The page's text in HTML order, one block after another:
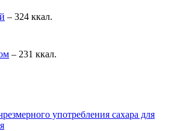
– 324 ккал.
– 231 ккал.
употребления сахара для